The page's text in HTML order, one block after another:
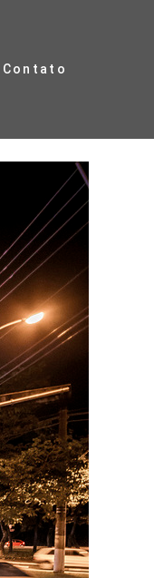
Contato